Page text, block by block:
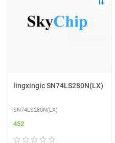
lingxingic SN74LS280N(LX)
SN74LS280N(LX)
452